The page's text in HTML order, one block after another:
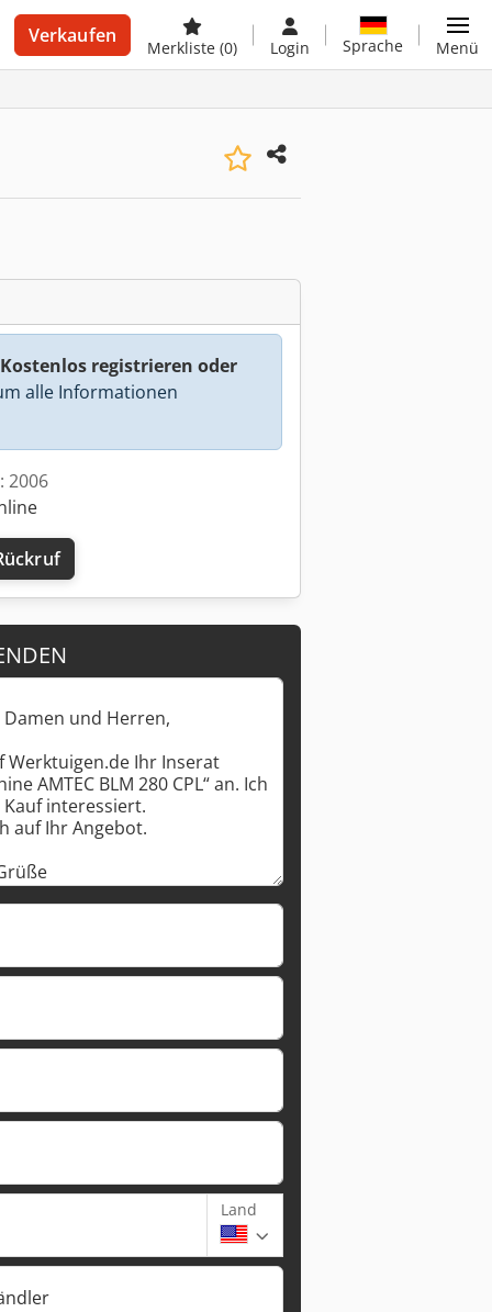
Verkaufen
Merkliste (0) Login Sprache Menü
Kostenlos registrieren oder
alle Informationen
2006
Land